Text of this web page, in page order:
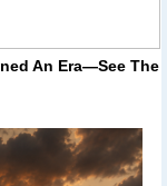
An Era—See The